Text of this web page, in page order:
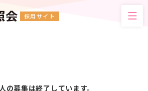
採用サイト
の募集は終了しています。